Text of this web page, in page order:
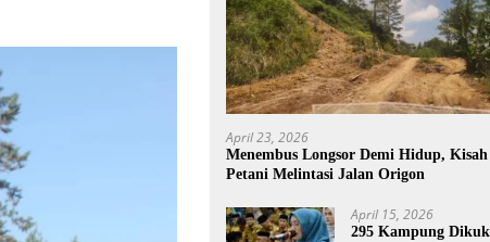
April 23, 2026
Menembus Longsor Demi Hidup,
Petani Melintasi Jalan Origon
April 15, 2026
295 Kampung